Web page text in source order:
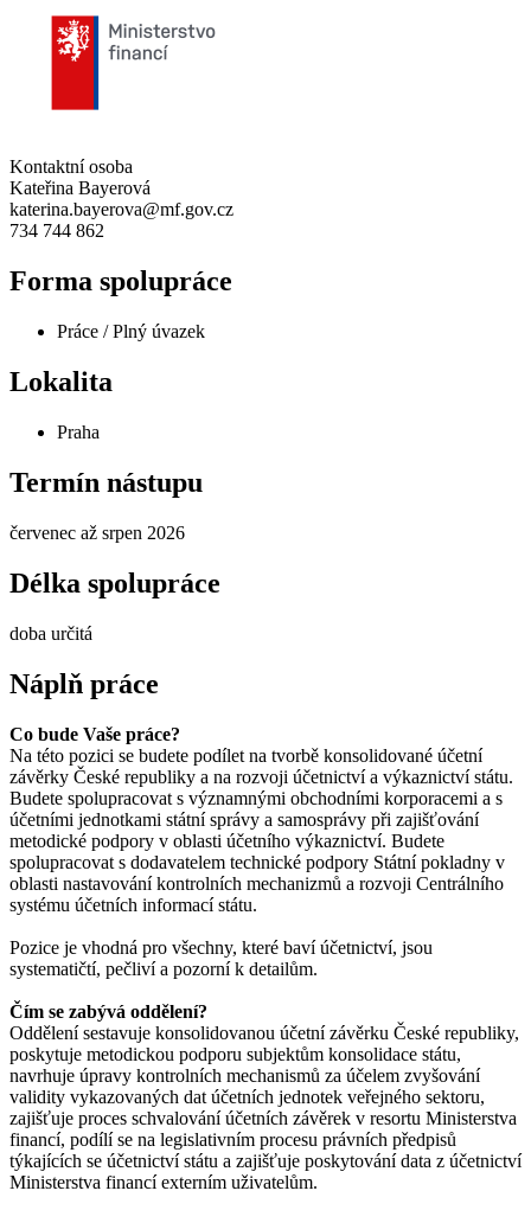
Kontaktní osoba
Kateřina Bayerová
katerina.bayerova@mf.gov.cz
734 744 862
Forma spolupráce
Práce / Plný úvazek
Lokalita
Praha
Termín nástupu
červenec až srpen 2026
Délka spolupráce
doba určitá
Náplň práce
Co bude Vaše práce?
Na této pozici se budete podílet na tvorbě konsolidované účetní
závěrky České republiky a na rozvoji účetnictví a výkaznictví státu.
Budete spolupracovat s významnými obchodními korporacemi a s
účetními jednotkami státní správy a samosprávy při zajišťování
metodické podpory v oblasti účetního výkaznictví. Budete
spolupracovat s dodavatelem technické podpory Státní pokladny v
oblasti nastavování kontrolních mechanizmů a rozvoji Centrálního
systému účetních informací státu.
Pozice je vhodná pro všechny, které baví účetnictví, jsou
systematičtí, pečliví a pozorní k detailům.
Čím se zabývá oddělení?
Oddělení sestavuje konsolidovanou účetní závěrku České republiky,
poskytuje metodickou podporu subjektům konsolidace státu,
navrhuje úpravy kontrolních mechanismů za účelem zvyšování
validity vykazovaných dat účetních jednotek veřejného sektoru,
zajišťuje proces schvalování účetních závěrek v resortu Ministerstva
financí, podílí se na legislativním procesu právních předpisů
týkajících se účetnictví státu a zajišťuje poskytování data z účetnictví
Ministerstva financí externím uživatelům.